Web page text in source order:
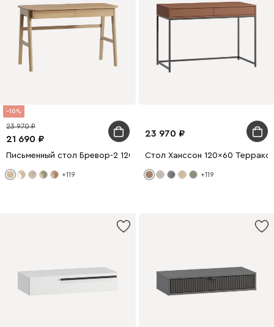
10
21 690
23 970
Письменный стол Бревор-2 120x60 Дуб Барбера
+119
23 970
Стол Ханссон 120x60
+119